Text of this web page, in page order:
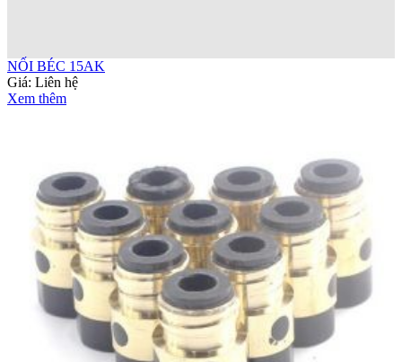
NỐI BÉC 15AK
Giá: Liên hệ
Xem thêm